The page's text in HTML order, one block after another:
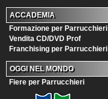
ACCADEMIA
Formazione per Parrucchieri
Vendita CD/DVD Prof
Franchising per Parrucchieri
OGGI NEL MONDO
Fiere per Parrucchieri